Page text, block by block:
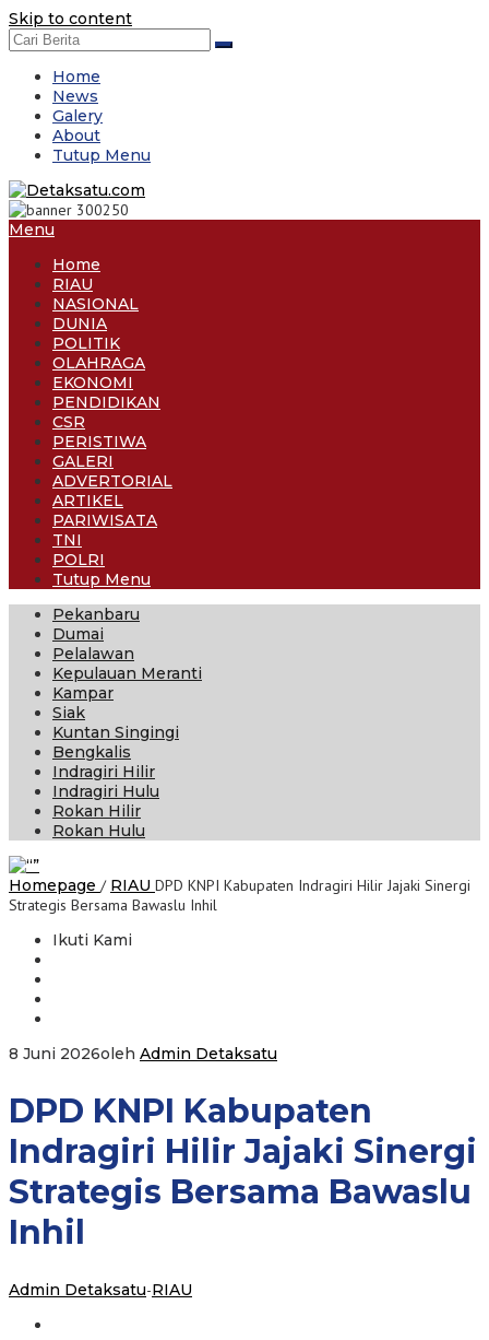
Skip to content
Home
News
Galery
About
Tutup Menu
Menu
Home
RIAU
NASIONAL
DUNIA
POLITIK
OLAHRAGA
EKONOMI
PENDIDIKAN
CSR
PERISTIWA
GALERI
ADVERTORIAL
ARTIKEL
PARIWISATA
TNI
POLRI
Tutup Menu
Pekanbaru
Dumai
Pelalawan
Kepulauan Meranti
Kampar
Siak
Kuntan Singingi
Bengkalis
Indragiri Hilir
Indragiri Hulu
Rokan Hilir
Rokan Hulu
Homepage / RIAU DPD KNPI Kabupaten Indragiri Hilir Jajaki Sinergi
Strategis Bersama Bawaslu Inhil
Ikuti Kami
8 Juni 2026oleh Admin Detaksatu
DPD KNPI Kabupaten
Indragiri Hilir Jajaki Sinergi
Strategis Bersama Bawaslu
Inhil
Admin Detaksatu-RIAU